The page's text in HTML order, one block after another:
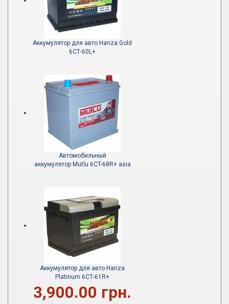
Аккумулятор для авто Hanza Gold
6СТ-60L+
Автомобильный
аккумулятор Mutlu 6CT-68R+ asia
Аккумулятор для авто Hanza
Platinum 6СТ-61R+
3,900.00 грн.